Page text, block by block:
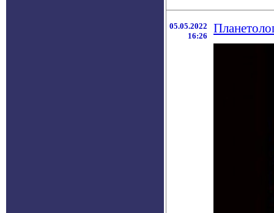
05.05.2022
16:26